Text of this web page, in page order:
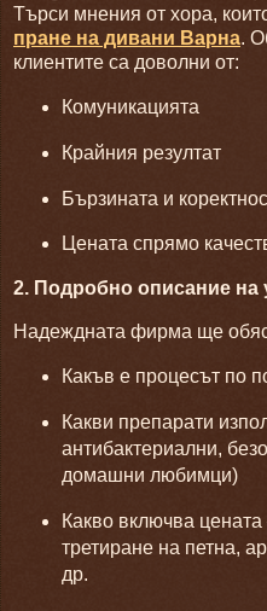
Търси мнения от хора,
пране на дивани Варна.
клиентите са доволни от:
Комуникацията
Крайния резултат
Бързината и
Цената спрямо
2. Подробно описание на
Надеждната фирма ще
Какъв е процесът по
Какви препарати
антибактериални,
домашни любимци)
Какво включва
третиране на петна,
др.